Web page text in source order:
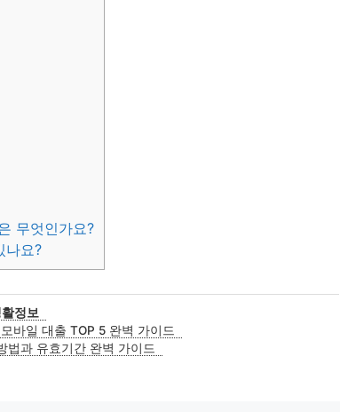
무엇인가요?
나요?
정보
바일 대출 TOP 5 완벽 가이드
법과 유효기간 완벽 가이드